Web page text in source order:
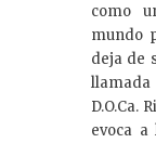
como
mundo
deja de
D.O.Ca.
evoca a